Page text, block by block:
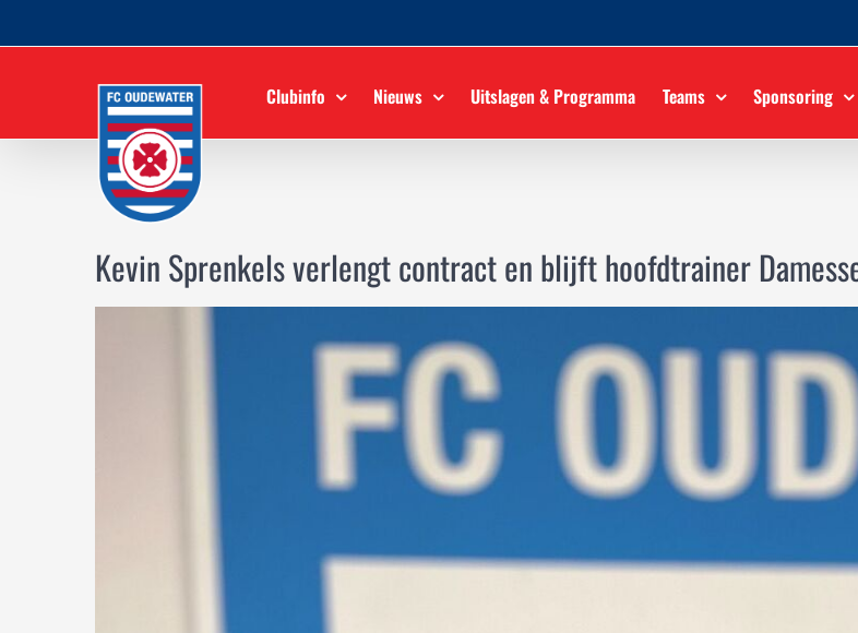
naar
Clubinfo Nieuws Uitslagen & Programma Teams Sponsoring
Kevin Sprenkels verlengt contract en blijft hoofdtrainer